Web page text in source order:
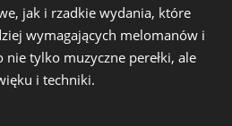
jak i rzadkie wydania, które
wymagających melomanów i
tylko muzyczne perełki, ale
i techniki.